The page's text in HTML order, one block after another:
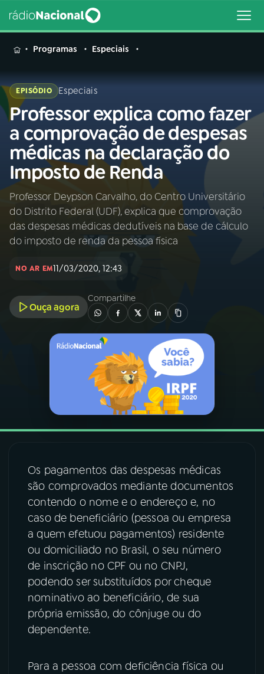
MENU
Buscar
na
Rádio
Nacional
Buscar
AO VIVO
01INÍCIO
PROGRAMAÇÃO
PROGRAMAS
VIDEOCASTS
08 FESTIVAL DE MÚSICA
ACOMPANHE A RÁDIO NACIONAL
YouTube Facebook
Instagram X
TikTok
Programas Especiais
EPISÓDIO Especiais
Professor explica como fazer
a comprovação de despesas
médicas na declaração do
Imposto de Renda
Professor Deypson Carvalho, do Centro Universitário
do Distrito Federal (UDF), explica que comprovação
das despesas médicas dedutíveis na base de cálculo
do imposto de renda da pessoa física
NO AR EM11/03/2020, 12:43
Ouça agora
Compartilhe
Os pagamentos das despesas médicas
são comprovados mediante documentos
contendo o nome e o endereço e, no
caso de beneficiário (pessoa ou empresa
a quem efetuou pagamentos) residente
ou domiciliado no Brasil, o seu número
de inscrição no CPF ou no CNPJ,
podendo ser substituídos por cheque
nominativo ao beneficiário, de sua
própria emissão, do cônjuge ou do
dependente.
Para a pessoa com deficiência física ou